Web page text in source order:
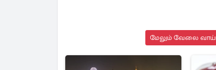
மேலும் வேலை